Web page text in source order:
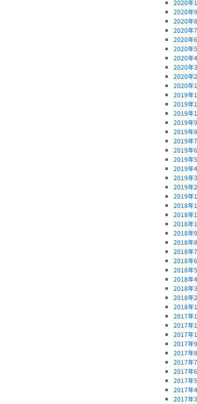
2020年
2020年
2020年
2020年
2020年
2020年
2020年
2020年
2020年
2020年
2019年
2019年
2019年
2019年
2019年
2019年
2019年
2019年
2019年
2019年
2019年
2019年
2018年
2018年
2018年
2018年
2018年
2018年
2018年
2018年
2018年
2018年
2018年
2018年
2017年
2017年
2017年
2017年
2017年
2017年
2017年
2017年
2017年
2017年